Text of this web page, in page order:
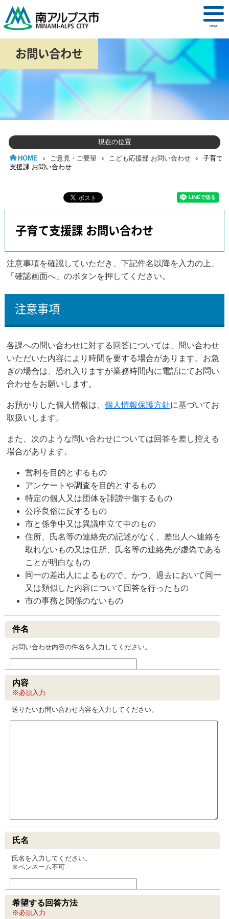
MENU
お問い合わせ
現在の位置
HOME › ご意見・ご要望 › こども応援部 お問い合わせ ›
子育て
支援課 お問い合わせ
子育て支援課 お問い合わせ
注意事項を確認していただき、下記件名以降を入力の上、
「確認画面へ」のボタンを押してください。
注意事項
各課への問い合わせに対する回答については、問い合わせ
いただいた内容により時間を要する場合があります。お急
ぎの場合は、恐れ入りますが業務時間内に電話にてお問い
合わせをお願いします。
お預かりした個人情報は、個人情報保護方針に基づいてお
取扱いします。
また、次のような問い合わせについては回答を差し控える
場合があります。
営利を目的とするもの
アンケートや調査を目的とするもの
特定の個人又は団体を誹謗中傷するもの
公序良俗に反するもの
市と係争中又は異議申立て中のもの
住所、氏名等の連絡先の記述がなく、差出人へ連絡を
取れないもの又は住所、氏名等の連絡先が虚偽である
ことが明白なもの
同一の差出人によるもので、かつ、過去において同一
又は類似した内容について回答を行ったもの
市の事務と関係のないもの
件名
お問い合わせ内容の件名を入力してください。
内容
※必須入力
送りたいお問い合わせ内容を入力してください。
氏名
氏名を入力してください。
※ペンネーム不可
希望する回答方法
※必須入力